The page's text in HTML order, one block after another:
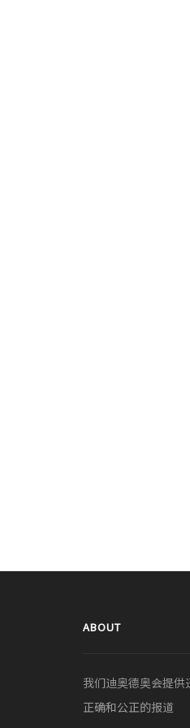
ABOUT
我们迪奥德奥会提供
正确和公正的报道